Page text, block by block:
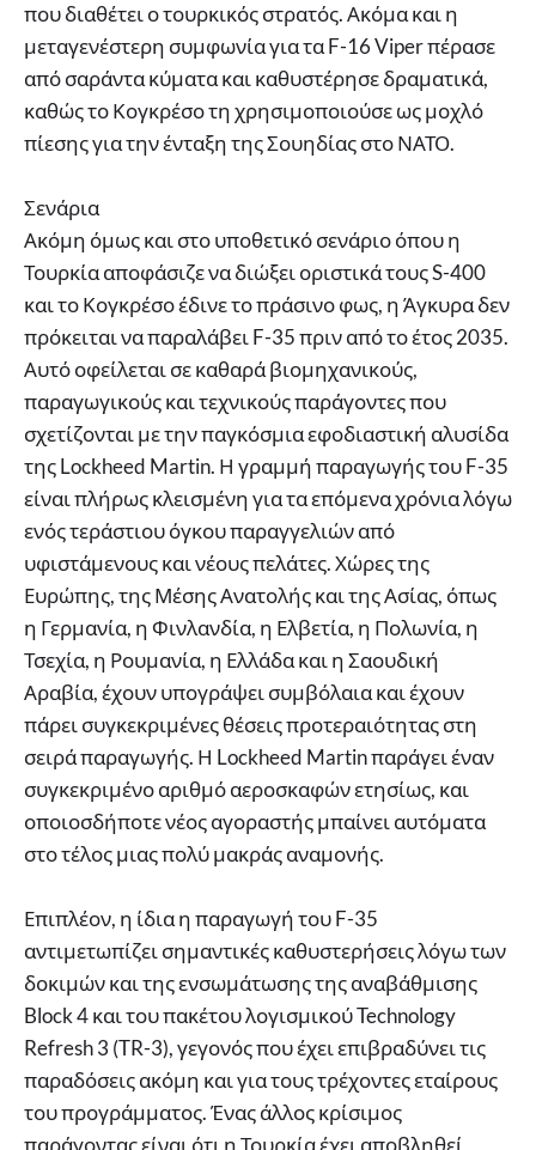
που διαθέτει ο τουρκικός στρατός. Ακόμα και η
μεταγενέστερη συμφωνία για τα F-16 Viper πέρασε
από σαράντα κύματα και καθυστέρησε δραματικά,
καθώς το Κογκρέσο τη χρησιμοποιούσε ως μοχλό
πίεσης για την ένταξη της Σουηδίας στο ΝΑΤΟ.
Σενάρια
Ακόμη όμως και στο υποθετικό σενάριο όπου η
Τουρκία αποφάσιζε να διώξει οριστικά τους S-400
και το Κογκρέσο έδινε το πράσινο φως, η Άγκυρα δεν
πρόκειται να παραλάβει F-35 πριν από το έτος 2035.
Αυτό οφείλεται σε καθαρά βιομηχανικούς,
παραγωγικούς και τεχνικούς παράγοντες που
σχετίζονται με την παγκόσμια εφοδιαστική αλυσίδα
της Lockheed Martin. Η γραμμή παραγωγής του F-35
είναι πλήρως κλεισμένη για τα επόμενα χρόνια λόγω
ενός τεράστιου όγκου παραγγελιών από
υφιστάμενους και νέους πελάτες. Χώρες της
Ευρώπης, της Μέσης Ανατολής και της Ασίας, όπως
η Γερμανία, η Φινλανδία, η Ελβετία, η Πολωνία, η
Τσεχία, η Ρουμανία, η Ελλάδα και η Σαουδική
Αραβία, έχουν υπογράψει συμβόλαια και έχουν
πάρει συγκεκριμένες θέσεις προτεραιότητας στη
σειρά παραγωγής. Η Lockheed Martin παράγει έναν
συγκεκριμένο αριθμό αεροσκαφών ετησίως, και
οποιοσδήποτε νέος αγοραστής μπαίνει αυτόματα
στο τέλος μιας πολύ μακράς αναμονής.
Επιπλέον, η ίδια η παραγωγή του F-35
αντιμετωπίζει σημαντικές καθυστερήσεις λόγω των
δοκιμών και της ενσωμάτωσης της αναβάθμισης
Block 4 και του πακέτου λογισμικού Technology
Refresh 3 (TR-3), γεγονός που έχει επιβραδύνει τις
παραδόσεις ακόμη και για τους τρέχοντες εταίρους
του προγράμματος. Ένας άλλος κρίσιμος
παράγοντας είναι ότι η Τουρκία έχει αποβληθεί